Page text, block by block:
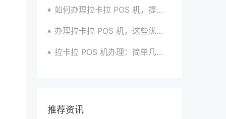
如何办理拉卡拉 POS 机，提升收款效率？有方法
办理拉卡拉 POS 机，这些优势让你无法拒绝
拉卡拉 POS 机办理：简单几步，拥有便捷支付神器
推荐资讯